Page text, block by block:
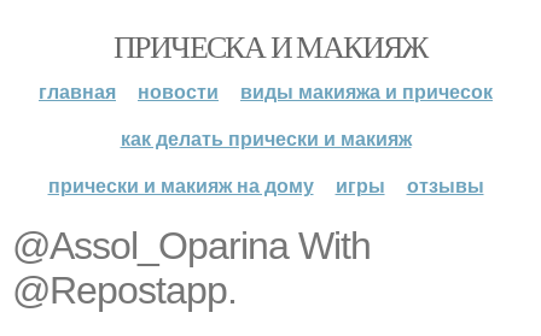
ПРИЧЕСКА И МАКИЯЖ
главная новости
виды макияжа и причесок
как делать прически и макияж
прически и макияж на дому
игры отзывы
@Assol_Oparina With
@Repostapp.